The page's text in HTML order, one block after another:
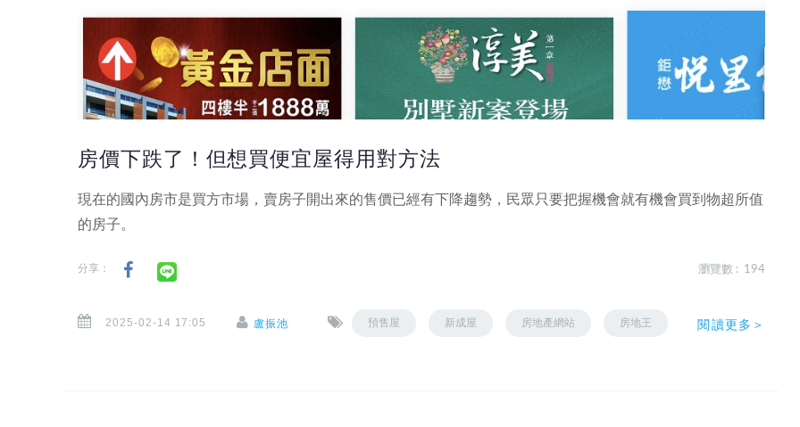
房價下跌了！但想買便宜屋得用對方法
現在的國內房市是買方市場，賣房子開出來的售價已經有下降趨勢，民眾只要把握機會就有機會買到物超所值
的房子。
分享： 瀏覽數 : 194
2025-02-14 17:05 盧振池 預售屋 新成屋 房地產網站 房地王 閱讀更多＞